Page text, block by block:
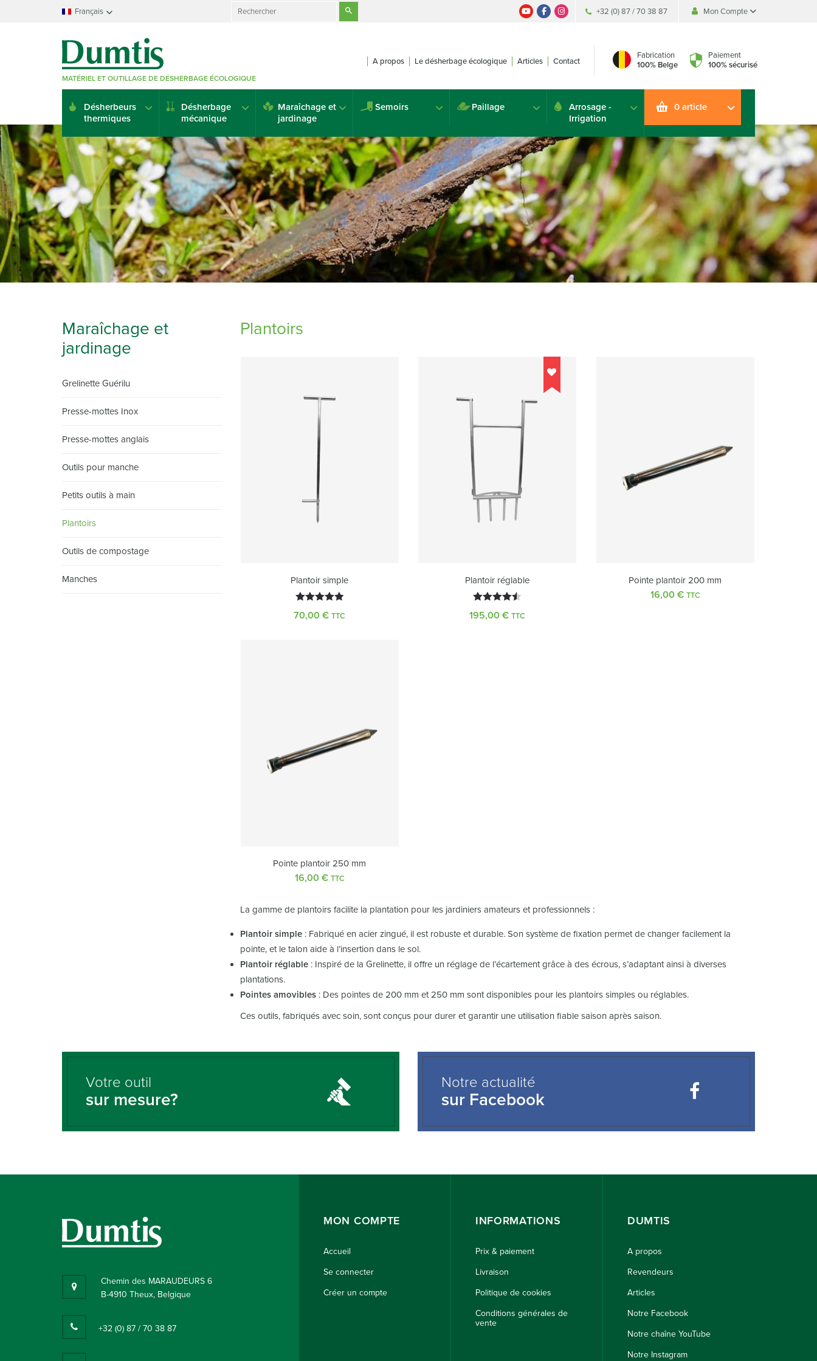
Français
Nederlands
Deutsch
English
Español
Search
+32 (0) 87 / 70 38 87
Mon Compte
Créer un compte
MATÉRIEL ET OUTILLAGE DE DÉSHERBAGE ÉCOLOGIQUE
A propos Le désherbage écologique Articles Contact
Fabrication
100% Belge
Paiement
100% sécurisé
Désherbeurs
thermiques
Désherbage
mécanique
Maraîchage et
jardinage
Semoirs Paillage
Arrosage -
Irrigation
0 article
Plantoirs
Plantoir simple
70,00€ TTC
Plantoir réglable
195,00€ TTC
Pointe plantoir 200 mm
16,00 € TTC
Pointe plantoir 250 mm
16,00 € TTC
La gamme de plantoirs facilite la plantation pour les jardiniers amateurs et professionnels :
Plantoir simple: Fabriqué en acier zingué, il est robuste et durable. Son système de fixation permet de changer facilement la
pointe, et le talon aide à l’insertion dans le sol.
Plantoir réglable: Inspiré de la Grelinette, il offre un réglage de l’écartement grâce à des écrous, s’adaptant ainsi à diverses
plantations.
Pointes amovibles: Des pointes de 200 mm et 250 mm sont disponibles pour les plantoirs simples ou réglables.
Ces outils, fabriqués avec soin, sont conçus pour durer et garantir une utilisation fiable saison après saison.
Maraîchage et
jardinage
Grelinette Guérilu
Presse-mottes Inox
Presse-mottes anglais
Outils pour manche
Petits outils à main
Plantoirs
Outils de compostage
Manches
Votre outil
sur mesure?
Notre actualité
sur Facebook
Chemin des MARAUDEURS 6
B-4910 Theux, Belgique
+32 (0) 87 / 70 38 87
MON COMPTE
Accueil
Se connecter
Créer un compte
INFORMATIONS
Prix & paiement
Livraison
Politique de cookies
Conditions générales de
vente
DUMTIS
A propos
Revendeurs
Articles
Notre Facebook
Notre chaîne YouTube
Notre Instagram